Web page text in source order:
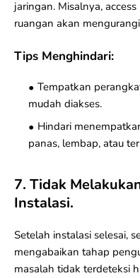
jaringan. Misalnya,
ruangan akan
Tips Menghindari:
Tempatkan
mudah diakses.
Hindari
panas, lembap, atau
7. Tidak
Instalasi.
Setelah instalasi selesai,
mengabaikan tahap
masalah tidak terdeteksi